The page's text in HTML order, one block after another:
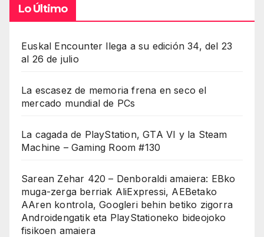
Lo Último
Euskal Encounter llega a su edición 34, del 23
al 26 de julio
La escasez de memoria frena en seco el
mercado mundial de PCs
La cagada de PlayStation, GTA VI y la Steam
Machine – Gaming Room #130
Sarean Zehar 420 – Denboraldi amaiera: EBko
muga-zerga berriak AliExpressi, AEBetako
AAren kontrola, Googleri behin betiko zigorra
Androidengatik eta PlayStationeko bideojoko
fisikoen amaiera